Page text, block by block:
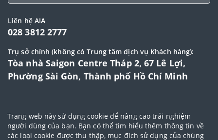
Liên hệ AIA
028 3812 2777
Trụ sở chính (không có Trung tâm dịch vụ Khách hàng):
Tòa nhà Saigon Centre Tháp 2, 67 Lê Lợi,
Phường Sài Gòn, Thành phố Hồ Chí Minh
Đại lý Ngoại hạng AIA|Điều khoản sử dụng |Cam kết bảo mật|Chính
sách bảo vệ dữ liệu cá nhân|Chính sách cookie |Quy tắc đạo đức|
Trang web này sử dụng cookie để nâng cao trải nghiệm
người dùng của bạn. Bạn có thể tìm hiểu thêm thông tin về
các loại cookie được thu thập, mục đích sử dụng của chúng